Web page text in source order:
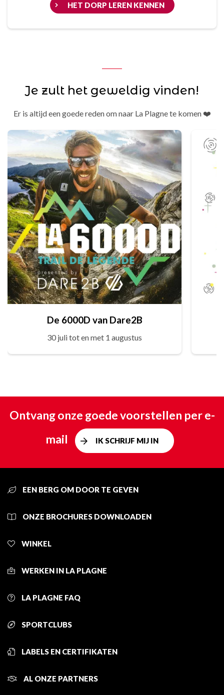
HET DORP LEREN KENNEN
Je zult het geweldig vinden!
Er is altijd een goede reden om naar La Plagne te komen ❤️
De 6000D van Dare2B
30 juli tot en met 1 augustus
Ontvang onze goede voorstellen per e-
mail
IK SCHRIJF MIJ IN
EEN BERG OM DOOR TE GEVEN
ONZE BROCHURES DOWNLOADEN
WINKEL
WERKEN IN LA PLAGNE
LA PLAGNE FAQ
SPORTCLUBS
LABELS EN CERTIFIKATEN
AL ONZE PARTNERS